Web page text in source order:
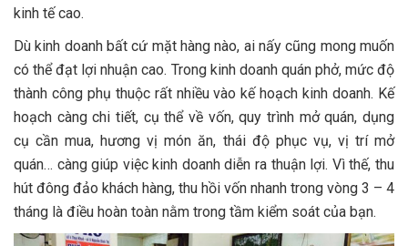
kinh tế cao.
Dù kinh doanh bất cứ mặt hàng nào, ai nấy cũng mong muốn
có thể đạt lợi nhuận cao. Trong kinh doanh quán phở, mức độ
thành công phụ thuộc rất nhiều vào kế hoạch kinh doanh. Kế
hoạch càng chi tiết, cụ thể về vốn, quy trình mở quán, dụng
cụ cần mua, hương vị món ăn, thái độ phục vụ, vị trí mở
quán… càng giúp việc kinh doanh diễn ra thuận lợi. Vì thế, thu
hút đông đảo khách hàng, thu hồi vốn nhanh trong vòng 3 – 4
tháng là điều hoàn toàn nằm trong tầm kiểm soát của bạn.